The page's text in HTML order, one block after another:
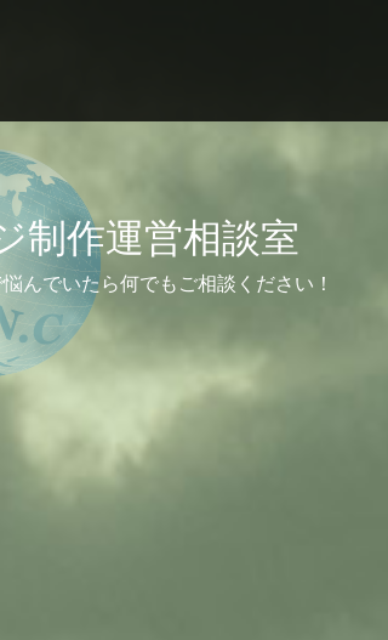
制作運営相談室
んでいたら何でもご相談ください！